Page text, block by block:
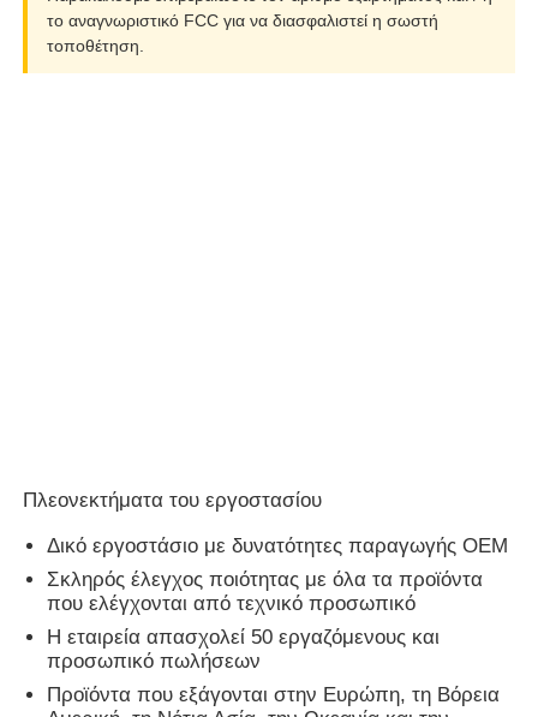
Σχετικά με εμάς
Λεπίδα κλειδιού αυτοκινήτου
το αναγνωριστικό FCC για να διασφαλιστεί η σωστή
τοποθέτηση.
Πλεονεκτήματα του εργοστασίου
Δικό εργοστάσιο με δυνατότητες παραγωγής OEM
Σκληρός έλεγχος ποιότητας με όλα τα προϊόντα
που ελέγχονται από τεχνικό προσωπικό
Η εταιρεία απασχολεί 50 εργαζόμενους και
προσωπικό πωλήσεων
Προϊόντα που εξάγονται στην Ευρώπη, τη Βόρεια